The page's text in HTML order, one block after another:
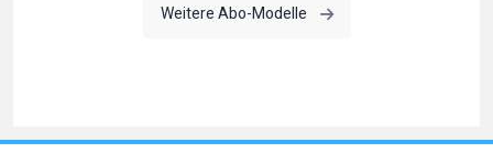
Weitere Abo-Modelle